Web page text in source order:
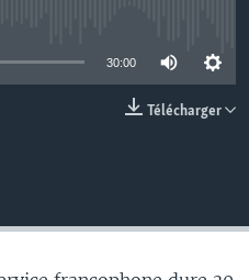
30:00
Télécharger